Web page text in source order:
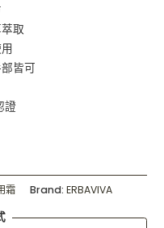
取
皆可
證
霜 Brand:ERBAVIVA